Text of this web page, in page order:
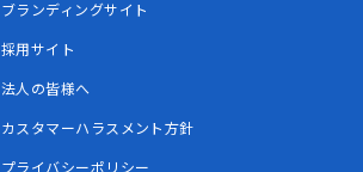
ブランディングサイト
採用サイト
法人の皆様へ
カスタマーハラスメント方針
プライバシーポリシー